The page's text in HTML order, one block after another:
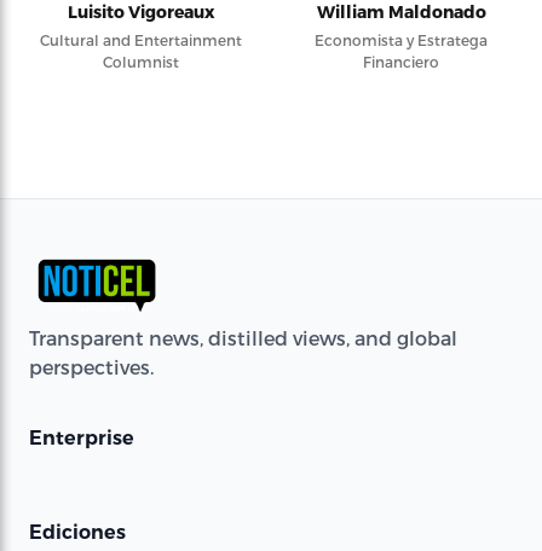
Luisito Vigoreaux
Cultural and Entertainment
Columnist
William Maldonado
Economista y Estratega
Financiero
Transparent news, distilled views, and global
perspectives.
Enterprise
Ediciones